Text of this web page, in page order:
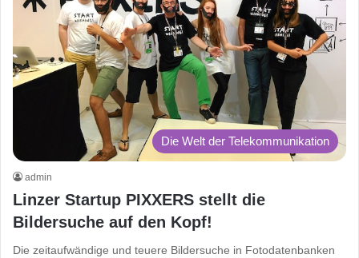
Die Welt der Telekommunikation
admin
Linzer Startup PIXXERS stellt die
Bildersuche auf den Kopf!
Die zeitaufwändige und teuere Bildersuche in Fotodatenbanken